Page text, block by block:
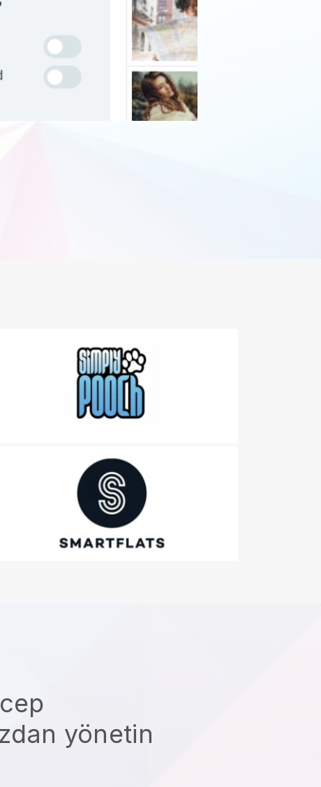
yönetin